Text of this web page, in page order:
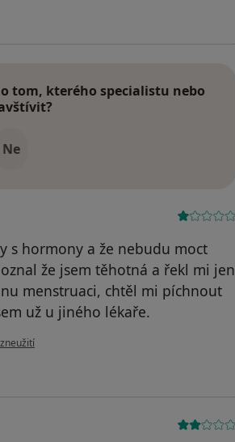
tom, kterého specialistu nebo
Ne
s hormony a že nebudu moct
že jsem těhotná a řekl mi jen
menstruaci, chtěl mi píchnout
už u jiného lékaře.
uživatele S. T